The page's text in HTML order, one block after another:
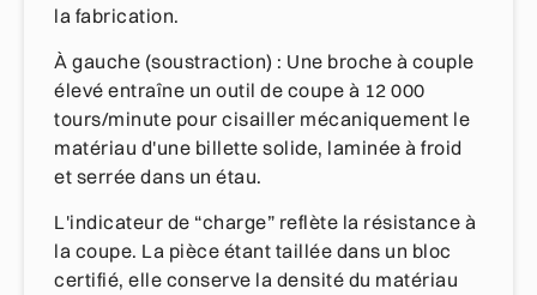
la fabrication.
À gauche (soustraction) : Une broche à couple
élevé entraîne un outil de coupe à 12 000
tours/minute pour cisailler mécaniquement le
matériau d'une billette solide, laminée à froid
et serrée dans un étau.
L'indicateur de “charge” reflète la résistance à
la coupe. La pièce étant taillée dans un bloc
certifié, elle conserve la densité du matériau